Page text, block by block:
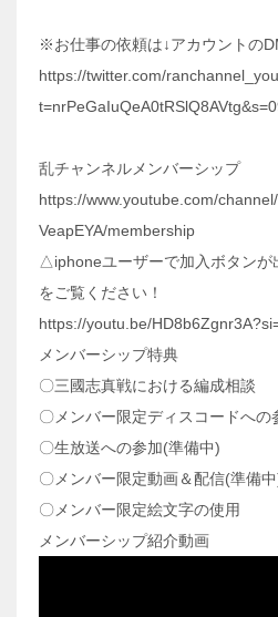
※お仕事の依頼は↓アカウントの
https://twitter.com/
乱チャンネルメンバーシップ
https://www.youtube.com/
VeapEYA/membership
△iphoneユーザーで加入ボタンが
をご覧ください！
https://youtu.be/
メンバーシップ特典
〇三國志真戦における編成相談
〇メンバー限定ディスコードへの
〇生放送への参加(準備中)
〇メンバー限定動画＆配信(準備
〇メンバー限定絵文字の使用
メンバーシップ紹介動画